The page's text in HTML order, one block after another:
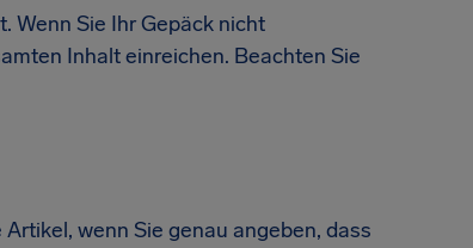
Wenn Sie Ihr Gepäck nicht
Inhalt einreichen. Beachten Sie
wenn Sie genau angeben, dass